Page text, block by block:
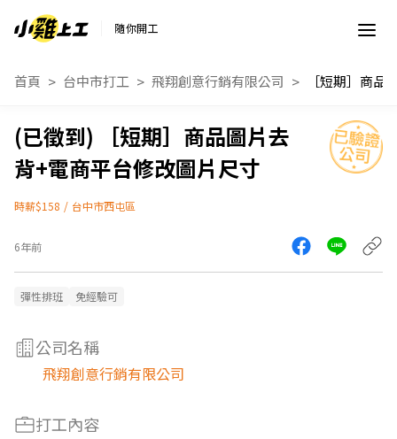
隨你開工
首頁 台中市打工 飛翔創意行銷有限公司
［短期］商品圖片去
背+電商平台修改圖片尺寸
時薪$158 / 台中市西屯區
6年前
彈性排班 免經驗可
公司名稱
飛翔創意行銷有限公司
打工內容